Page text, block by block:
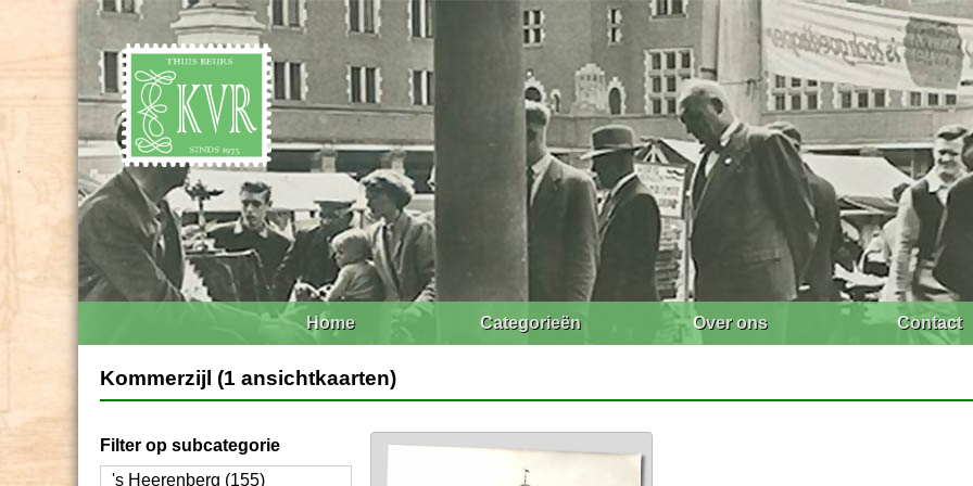
Home Categorieën Over ons Contact
Kommerzijl (1 ansichtkaarten)
Filter op subcategorie
's Heerenberg (155)